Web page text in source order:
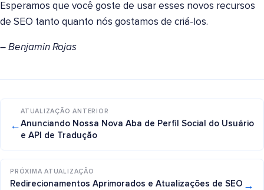
Esperamos que você goste de usar esses novos recursos
de SEO tanto quanto nós gostamos de criá-los.
– Benjamin Rojas
←
ATUALIZAÇÃO ANTERIOR
Anunciando Nossa Nova Aba de Perfil Social do Usuário
e API de Tradução
PRÓXIMA ATUALIZAÇÃO
Redirecionamentos Aprimorados e Atualizações de SEO →